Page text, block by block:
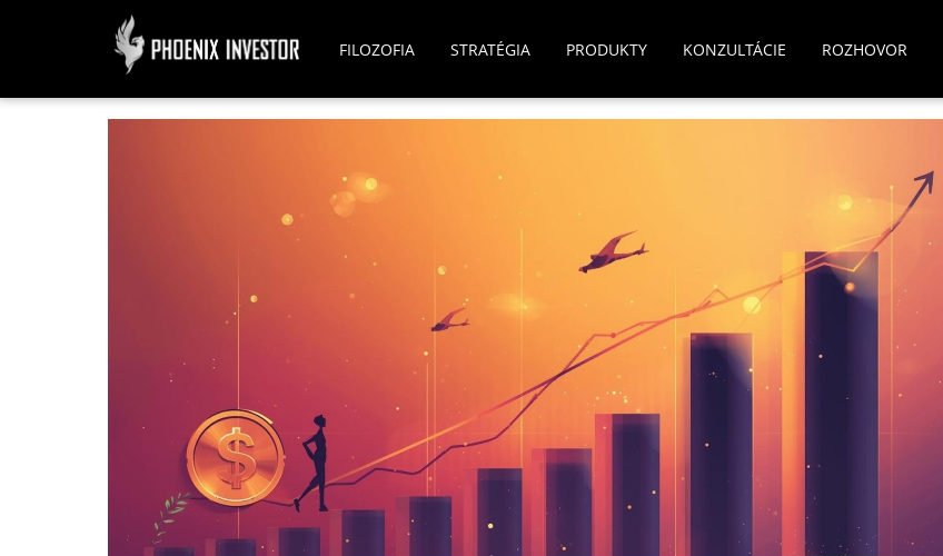
FILOZOFIA STRATÉGIA PRODUKTY KONZULTÁCIE ROZHOVOR